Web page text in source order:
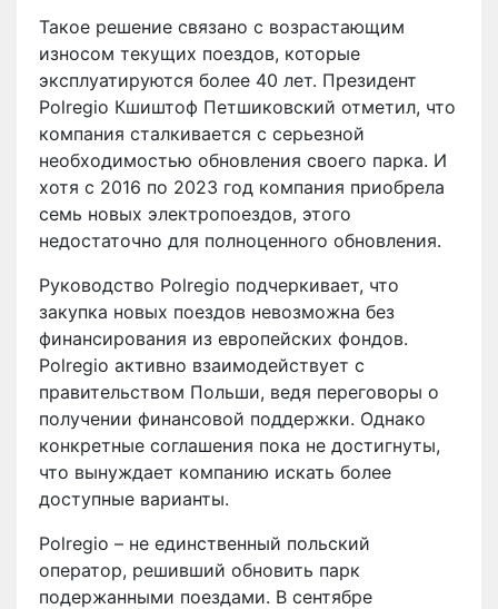
Такое решение связано с возрастающим
износом текущих поездов, которые
эксплуатируются более 40 лет. Президент
Polregio Кшиштоф Петшиковский отметил, что
компания сталкивается с серьезной
необходимостью обновления своего парка. И
хотя с 2016 по 2023 год компания приобрела
семь новых электропоездов, этого
недостаточно для полноценного обновления.
Руководство Polregio подчеркивает, что
закупка новых поездов невозможна без
финансирования из европейских фондов.
Polregio активно взаимодействует с
правительством Польши, ведя переговоры о
получении финансовой поддержки. Однако
конкретные соглашения пока не достигнуты,
что вынуждает компанию искать более
доступные варианты.
Polregio – не единственный польский
оператор, решивший обновить парк
подержанными поездами. В сентябре